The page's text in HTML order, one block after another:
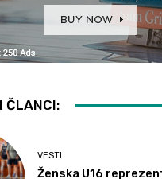
ČLANCI:
VESTI
Ženska U16